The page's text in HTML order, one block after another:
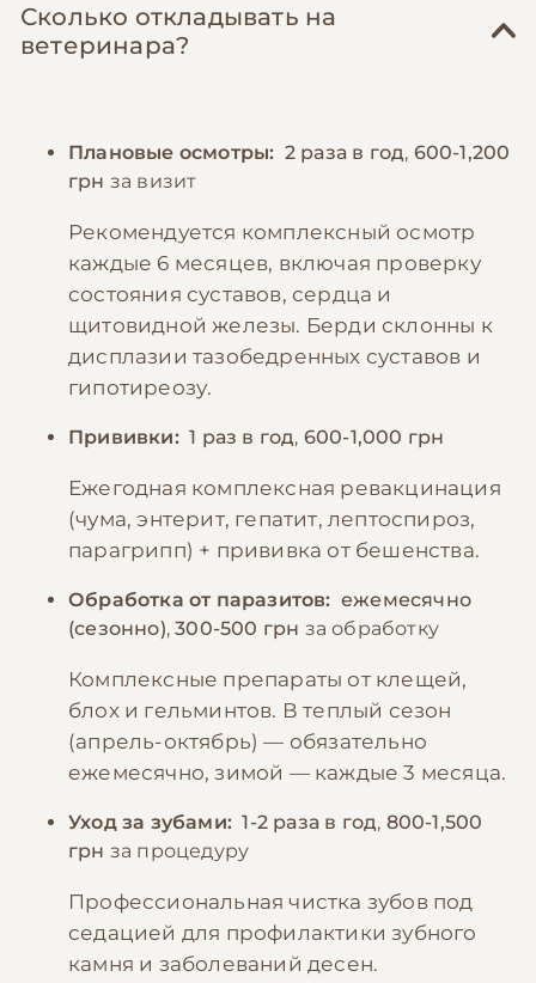
Сколько откладывать на
ветеринара?
Плановые осмотры: 2 раза в год, 600-1,200
грн за визит
Рекомендуется комплексный осмотр
каждые 6 месяцев, включая проверку
состояния суставов, сердца и
щитовидной железы. Берди склонны к
дисплазии тазобедренных суставов и
гипотиреозу.
Прививки: 1 раз в год, 600-1,000 грн
Ежегодная комплексная ревакцинация
(чума, энтерит, гепатит, лептоспироз,
парагрипп) + прививка от бешенства.
Обработка от паразитов: ежемесячно
(сезонно),300-500 грн за обработку
Комплексные препараты от клещей,
блох и гельминтов. В теплый сезон
(апрель-октябрь) — обязательно
ежемесячно, зимой — каждые 3 месяца.
Уход за зубами: 1-2 раза в год, 800-1,500
грн за процедуру
Профессиональная чистка зубов под
седацией для профилактики зубного
камня и заболеваний десен.